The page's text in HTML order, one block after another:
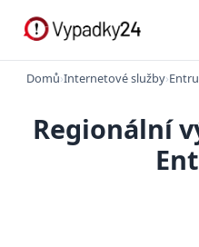
Domů›Internetové služby›
Regionální